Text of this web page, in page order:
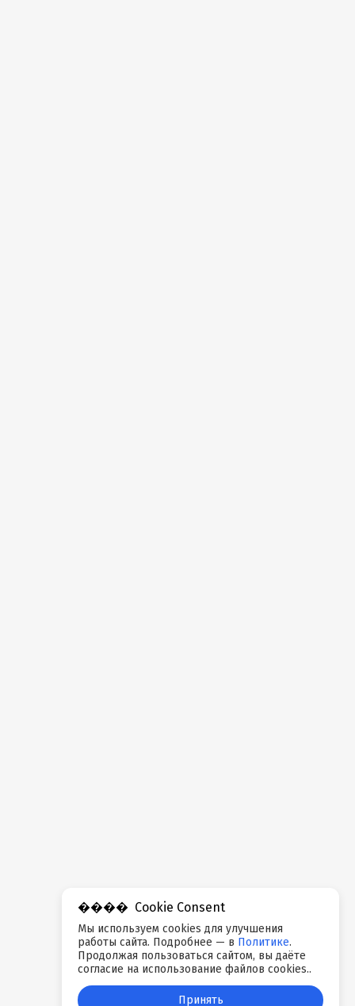
Cookie Consent
Мы используем cookies для улучшения
работы сайта. Подробнее — в Политике.
Продолжая пользоваться сайтом, вы даёте
согласие на использование файлов cookies..
Принять